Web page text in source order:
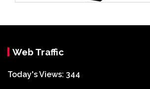
Web Traffic
Today's Views: 344